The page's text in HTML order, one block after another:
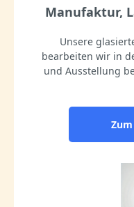
Manufaktur,
Unsere
bearbeiten wir in
und Ausstellung